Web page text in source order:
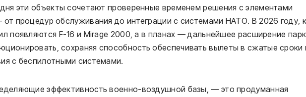
эти объекты сочетают проверенные временем решения с элементами
процедур обслуживания до интеграции с системами НАТО. В 2026 году,
появляются F-16 и Mirage 2000, а в планах — дальнейшее расширение
сохраняя способность обеспечивать вылеты в сжатые сроки
с беспилотными системами.
эффективность военно-воздушной базы, — это продуманная